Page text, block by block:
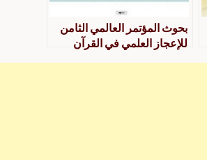
بحوث المؤتمر العالمي الثامن
للإعجاز العلمي في القرآن